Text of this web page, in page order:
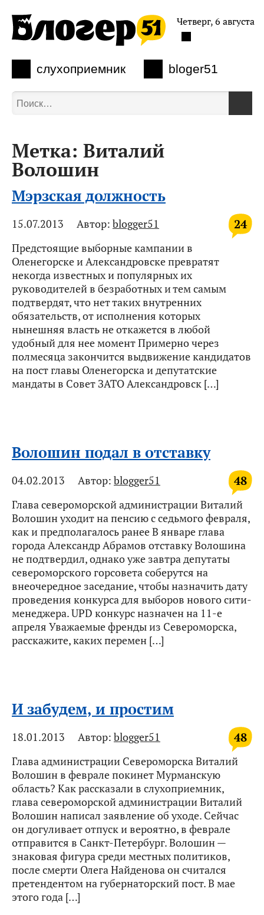
слухоприемник bloger51
Четверг, 6 августа
Метка: Виталий
Волошин
Мэрзская должность
24
15.07.2013 Автор: blogger51
Предстоящие выборные кампании в
Оленегорске и Александровске превратят
некогда известных и популярных их
руководителей в безработных и тем самым
подтвердят, что нет таких внутренних
обязательств, от исполнения которых
нынешняя власть не откажется в любой
удобный для нее момент Примерно через
полмесяца закончится выдвижение кандидатов
на пост главы Оленегорска и депутатские
мандаты в Совет ЗАТО Александровск […]
Волошин подал в отставку
48
04.02.2013 Автор: blogger51
Глава североморской администрации Виталий
Волошин уходит на пенсию с седьмого февраля,
как и предполагалось ранее В январе глава
города Александр Абрамов отставку Волошина
не подтвердил, однако уже завтра депутаты
североморского горсовета соберутся на
внеочередное заседание, чтобы назначить дату
проведения конкурса для выборов нового сити-
менеджера. UPD конкурс назначен на 11-е
апреля Уважаемые френды из Североморска,
расскажите, каких перемен […]
И забудем, и простим
48
18.01.2013 Автор: blogger51
Глава администрации Североморска Виталий
Волошин в феврале покинет Мурманскую
область? Как рассказали в слухоприемник,
глава североморской администрации Виталий
Волошин написал заявление об уходе. Сейчас
он догуливает отпуск и вероятно, в феврале
отправится в Санкт-Петербург. Волошин —
знаковая фигура среди местных политиков,
после смерти Олега Найденова он считался
претендентом на губернаторский пост. В мае
этого года […]